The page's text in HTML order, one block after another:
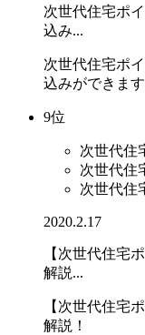
次世代住宅ポ
込み...
次世代住宅ポ
込みができます
9位
次世代住
次世代住
次世代住
2020.2.17
【次世代住宅
解説...
【次世代住宅
解説！